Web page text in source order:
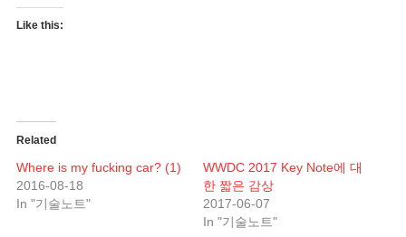
Like this:
Related
Where is my fucking car? (1)
2016-08-18
In "기술노트"
WWDC 2017 Key Note에 대
한 짧은 감상
2017-06-07
In "기술노트"